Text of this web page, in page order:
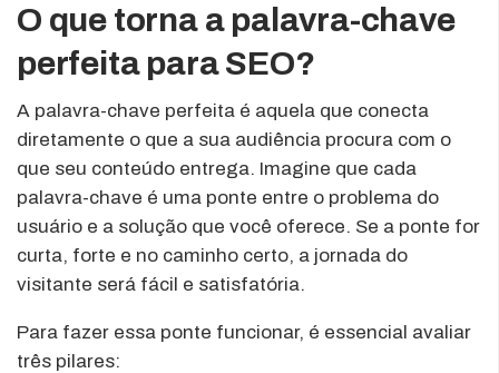
O que torna a palavra-chave
perfeita para SEO?
A palavra-chave perfeita é aquela que conecta
diretamente o que a sua audiência procura com o
que seu conteúdo entrega. Imagine que cada
palavra-chave é uma ponte entre o problema do
usuário e a solução que você oferece. Se a ponte for
curta, forte e no caminho certo, a jornada do
visitante será fácil e satisfatória.
Para fazer essa ponte funcionar, é essencial avaliar
três pilares: